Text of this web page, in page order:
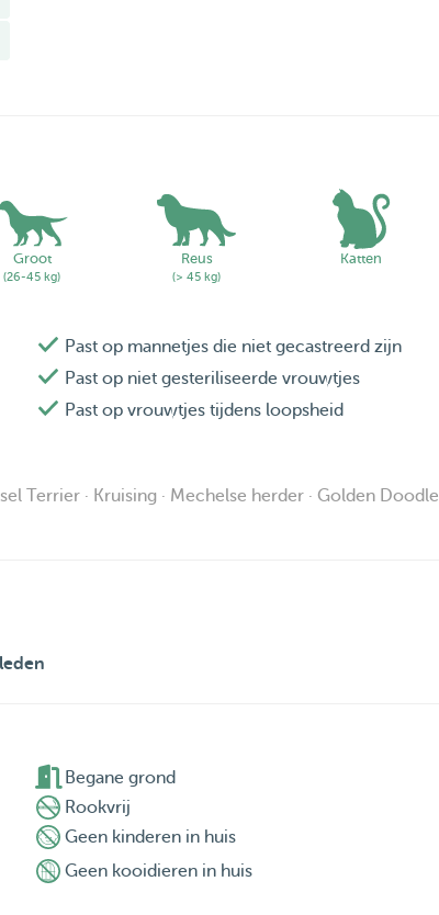
dogs and cats quickly feel at ease. Every animal
to understand their habits and personality. This way,
young and playful pets to older or more relaxed
Both short-term stays and longer periods are
Groot
(26-45 kg)
Reus
(> 45 kg)
Katten
Past op mannetjes die niet gecastreerd zijn
Past op niet gesteriliseerde vrouwtjes
Past op vrouwtjes tijdens loopsheid
Terrier · Kruising · Mechelse herder · Golden Doodle
 Begane grond
Rookvrij
Geen kinderen in huis
Geen kooidieren in huis